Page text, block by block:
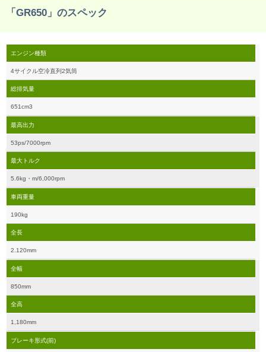
「GR650」のスペック
エンジン種類
4サイクル空冷直列2気筒
総排気量
651cm3
最高出力
53ps/7000rpm
最大トルク
5.6kg・m/6,000rpm
車両重量
190kg
全長
2.120mm
全幅
850mm
全高
1,180mm
ブレーキ形式(前)